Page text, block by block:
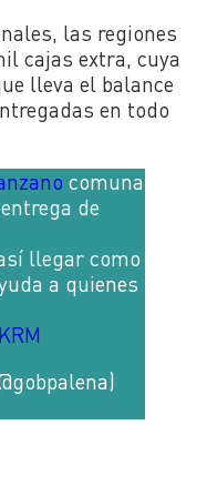
las regiones
cajas extra, cuya
lleva el balance
en todo
comuna
de
llegar como
a quienes